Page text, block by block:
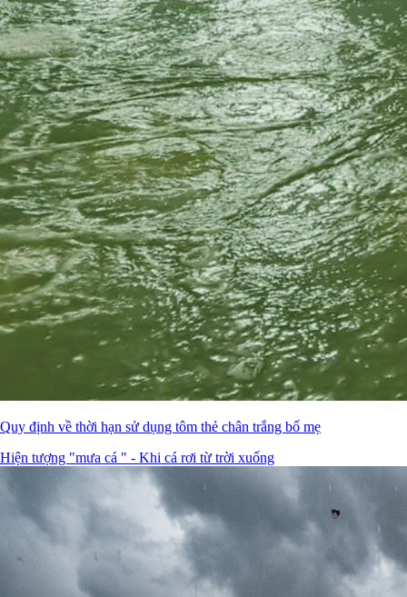
Quy định về thời hạn sử dụng tôm thẻ chân trắng bố mẹ
Hiện tượng "mưa cá " - Khi cá rơi từ trời xuống